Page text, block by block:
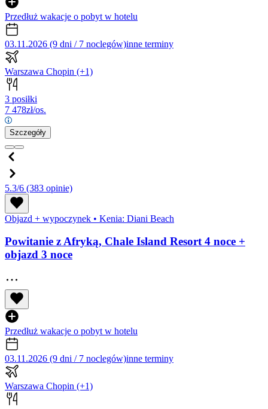
Przedłuż wakacje o pobyt w hotelu
03.11.2026 (9 dni / 7 noclegów)inne terminy
Warszawa Chopin (+1)
3 posiłki
7 478zł/os.
Szczegóły
5.3/6 (383 opinie)
Objazd + wypoczynek • Kenia: Diani Beach
Powitanie z Afryką, Chale Island Resort 4 noce +
objazd 3 noce
Przedłuż wakacje o pobyt w hotelu
03.11.2026 (9 dni / 7 noclegów)inne terminy
Warszawa Chopin (+1)